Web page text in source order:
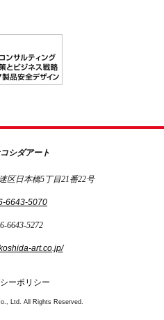
シダアート
区日本橋5丁目21番22号
6643-5070
6643-5272
art.co.jp/
ーポリシー
Ltd. All Rights Reserved.